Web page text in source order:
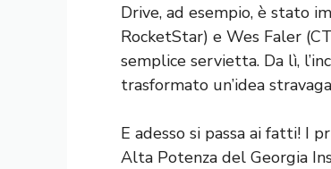
Drive, ad esempio, è stato
RocketStar) e Wes Faler
semplice servietta. Da lì,
trasformato un’idea
E adesso si passa ai fatti! I
Alta Potenza del Georgia